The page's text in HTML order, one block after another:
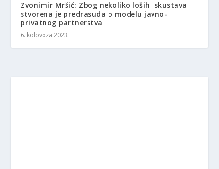
Zvonimir Mršić: Zbog nekoliko loših iskustava
stvorena je predrasuda o modelu javno-
privatnog partnerstva
6. kolovoza 2023.